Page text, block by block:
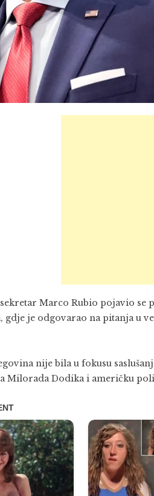
Marco Rubio pojavio se
je odgovarao na pitanja u
nije bila u fokusu
Milorada Dodika i američku